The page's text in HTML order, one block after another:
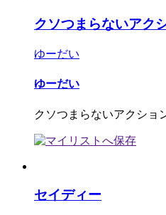
クソつまらないアク
ゆーだい
ゆーだい
クソつまらないアクショ
セイディー